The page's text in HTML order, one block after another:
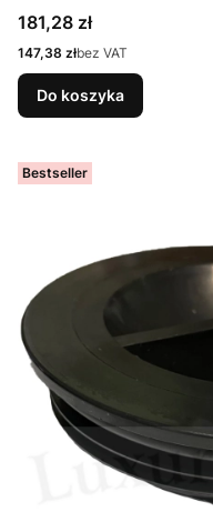
Cena
181,28 zł
Cena
147,38 złbez VAT
Do koszyka
Bestseller